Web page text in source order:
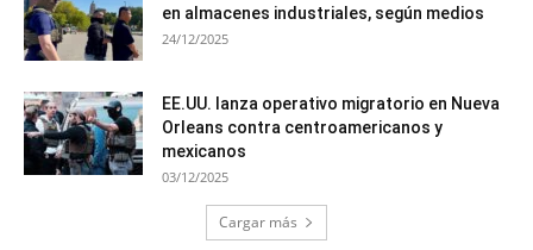
en almacenes industriales, según medios
24/12/2025
EE.UU. lanza operativo migratorio en Nueva
Orleans contra centroamericanos y
mexicanos
03/12/2025
Cargar más